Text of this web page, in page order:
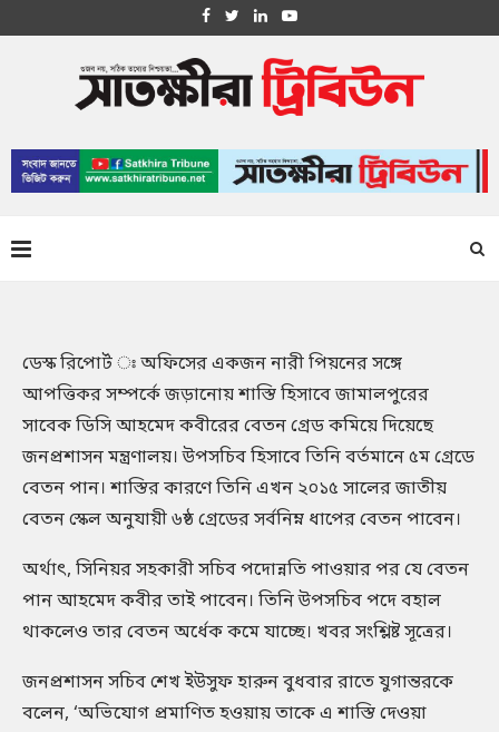
ডেস্ক রিপোর্ট ঃ অফিসের একজন নারী পিয়নের সঙ্গে
আপত্তিকর সম্পর্কে জড়ানোয় শাস্তি হিসাবে জামালপুরের
সাবেক ডিসি আহমেদ কবীরের বেতন গ্রেড কমিয়ে দিয়েছে
জনপ্রশাসন মন্ত্রণালয়। উপসচিব হিসাবে তিনি বর্তমানে ৫ম গ্রেডে
বেতন পান। শাস্তির কারণে তিনি এখন ২০১৫ সালের জাতীয়
বেতন স্কেল অনুযায়ী ৬ষ্ঠ গ্রেডের সর্বনিম্ন ধাপের বেতন পাবেন।
অর্থাৎ, সিনিয়র সহকারী সচিব পদোন্নতি পাওয়ার পর যে বেতন
পান আহমেদ কবীর তাই পাবেন। তিনি উপসচিব পদে বহাল
থাকলেও তার বেতন অর্ধেক কমে যাচ্ছে। খবর সংশ্লিষ্ট সূত্রের।
জনপ্রশাসন সচিব শেখ ইউসুফ হারুন বুধবার রাতে যুগান্তরকে
বলেন, ‘অভিযোগ প্রমাণিত হওয়ায় তাকে এ শাস্তি দেওয়া